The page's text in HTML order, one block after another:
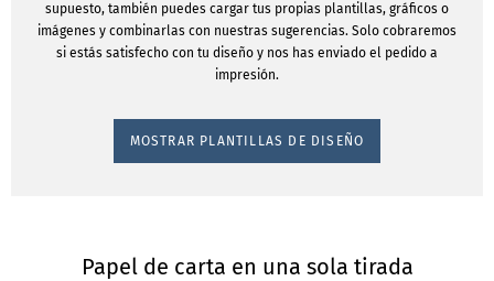
supuesto, también puedes cargar tus propias plantillas, gráficos o
imágenes y combinarlas con nuestras sugerencias. Solo cobraremos
si estás satisfecho con tu diseño y nos has enviado el pedido a
impresión.
MOSTRAR PLANTILLAS DE DISEÑO
Papel de carta en una sola tirada